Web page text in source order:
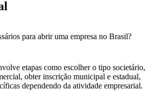
para abrir uma empresa no Brasil?
etapas como escolher o tipo societário,
obter inscrição municipal e estadual,
dependendo da atividade empresarial.